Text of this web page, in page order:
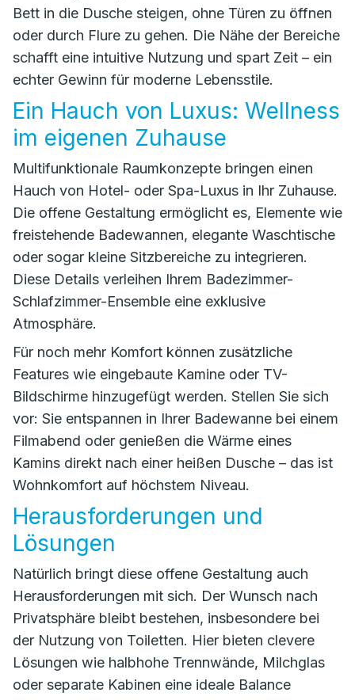
Bett in die Dusche steigen, ohne Türen zu öffnen
oder durch Flure zu gehen. Die Nähe der Bereiche
schafft eine intuitive Nutzung und spart Zeit – ein
echter Gewinn für moderne Lebensstile.
Ein Hauch von Luxus: Wellness
im eigenen Zuhause
Multifunktionale Raumkonzepte bringen einen
Hauch von Hotel- oder Spa-Luxus in Ihr Zuhause.
Die offene Gestaltung ermöglicht es, Elemente wie
freistehende Badewannen, elegante Waschtische
oder sogar kleine Sitzbereiche zu integrieren.
Diese Details verleihen Ihrem Badezimmer-
Schlafzimmer-Ensemble eine exklusive
Atmosphäre.
Für noch mehr Komfort können zusätzliche
Features wie eingebaute Kamine oder TV-
Bildschirme hinzugefügt werden. Stellen Sie sich
vor: Sie entspannen in Ihrer Badewanne bei einem
Filmabend oder genießen die Wärme eines
Kamins direkt nach einer heißen Dusche – das ist
Wohnkomfort auf höchstem Niveau.
Herausforderungen und
Lösungen
Natürlich bringt diese offene Gestaltung auch
Herausforderungen mit sich. Der Wunsch nach
Privatsphäre bleibt bestehen, insbesondere bei
der Nutzung von Toiletten. Hier bieten clevere
Lösungen wie halbhohe Trennwände, Milchglas
oder separate Kabinen eine ideale Balance